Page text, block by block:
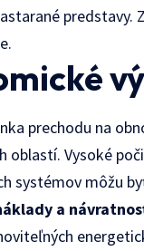
prechodu na
oblastí. Vysoké
systémov môžu
a